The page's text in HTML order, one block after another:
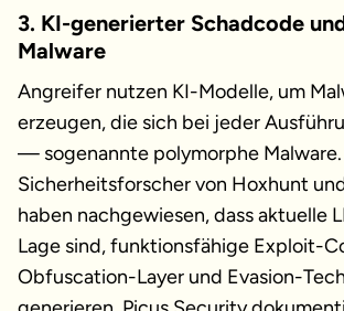
3. KI-generierter Schadcode
Malware
Angreifer nutzen KI-Modelle, um
erzeugen, die sich bei jeder
— sogenannte polymorphe Malware.
Sicherheitsforscher von Hoxhunt
haben nachgewiesen, dass aktuelle
Lage sind, funktionsfähige Exploit-
Obfuscation-Layer und Evasion-